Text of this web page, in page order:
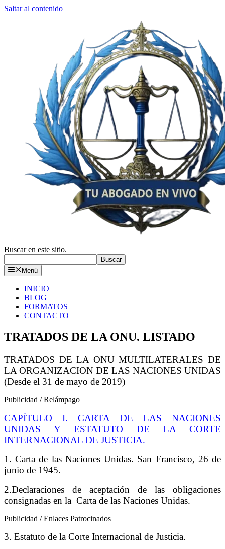
Saltar al contenido
Buscar en este sitio.
Buscar
Menú
INICIO
BLOG
FORMATOS
CONTACTO
TRATADOS DE LA ONU. LISTADO
TRATADOS DE LA ONU MULTILATERALES DE
LA ORGANIZACION DE LAS NACIONES UNIDAS
(Desde el 31 de mayo de 2019)
Publicidad / Relámpago
CAPÍTULO I. CARTA DE LAS NACIONES
UNIDAS Y ESTATUTO DE LA CORTE
INTERNACIONAL DE JUSTICIA.
1. Carta de las Naciones Unidas. San Francisco, 26 de
junio de 1945.
2.Declaraciones de aceptación de las obligaciones
consignadas en la Carta de las Naciones Unidas.
Publicidad / Enlaces Patrocinados
3. Estatuto de la Corte Internacional de Justicia.